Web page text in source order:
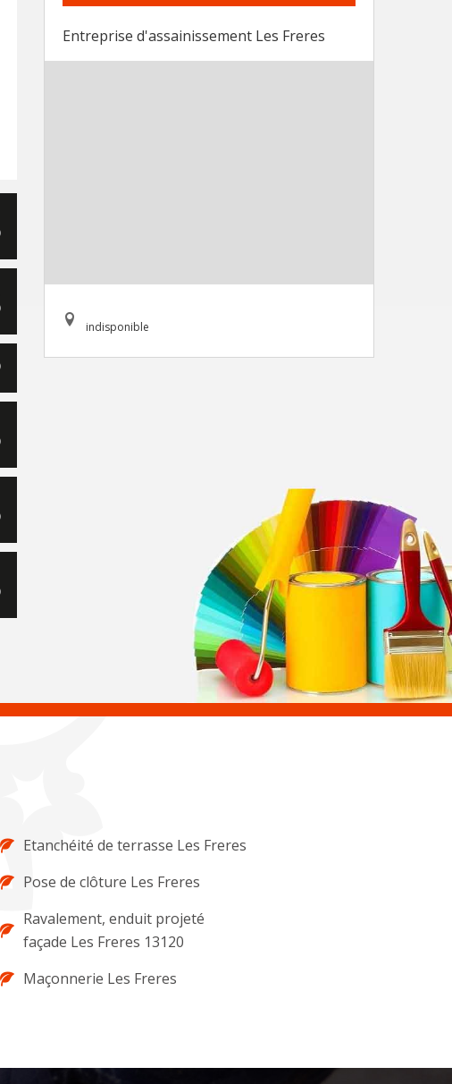
Entreprise d'assainissement Les Freres
indisponible
Etanchéité de terrasse Les Freres
Pose de clôture Les Freres
Ravalement, enduit projeté
façade Les Freres 13120
Maçonnerie Les Freres